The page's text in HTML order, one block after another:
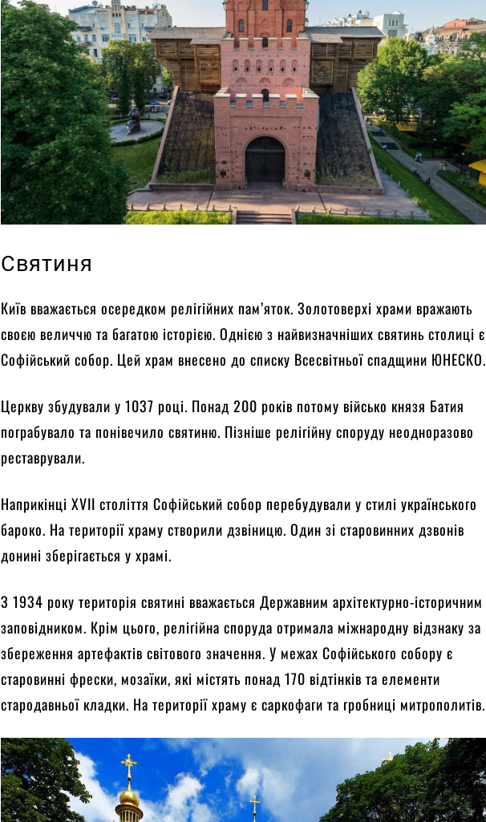
Святиня
Київ вважається осередком релігійних пам’яток. Золотоверхі храми вражають
своєю величчю та багатою історією. Однією з найвизначніших святинь столиці є
Софійський собор. Цей храм внесено до списку Всесвітньої спадщини ЮНЕСКО.
Церкву збудували у 1037 році. Понад 200 років потому військо князя Батия
пограбувало та понівечило святиню. Пізніше релігійну споруду неодноразово
реставрували.
Наприкінці ХVІІ століття Софійський собор перебудували у стилі українського
бароко. На території храму створили дзвіницю. Один зі старовинних дзвонів
донині зберігається у храмі.
З 1934 року територія святині вважається Державним архітектурно-історичним
заповідником. Крім цього, релігійна споруда отримала міжнародну відзнаку за
збереження артефактів світового значення. У межах Софійського собору є
старовинні фрески, мозаїки, які містять понад 170 відтінків та елементи
стародавньої кладки. На території храму є саркофаги та гробниці митрополитів.